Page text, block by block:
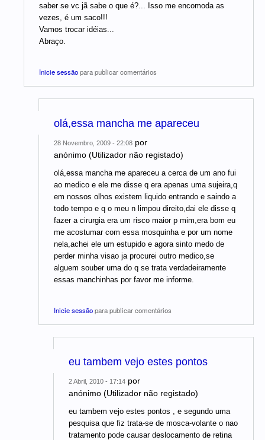
saber se vc jã sabe o que é?... Isso me encomoda as
vezes, é um saco!!!
Vamos trocar idéias...
Abraço.
Inicie sessãopara publicar comentários
olá,essa mancha me apareceu
28 Novembro, 2009 - 22:08 por
anónimo (Utilizador não registado)
olá,essa mancha me apareceu a cerca de um ano fui
ao medico e ele me disse q era apenas uma sujeira,q
em nossos olhos existem liquido entrando e saindo a
todo tempo e q o meu n limpou direito,dai ele disse q
fazer a cirurgia era um risco maior p mim,era bom eu
me acostumar com essa mosquinha e por um nome
nela,achei ele um estupido e agora sinto medo de
perder minha visao ja procurei outro medico,se
alguem souber uma do q se trata verdadeiramente
essas manchinhas por favor me informe.
Inicie sessãopara publicar comentários
eu tambem vejo estes pontos
2 Abril, 2010 - 17:14 por
anónimo (Utilizador não registado)
eu tambem vejo estes pontos , e segundo uma
pesquisa que fiz trata-se de mosca-volante o nao
tratamento pode causar deslocamento de retina